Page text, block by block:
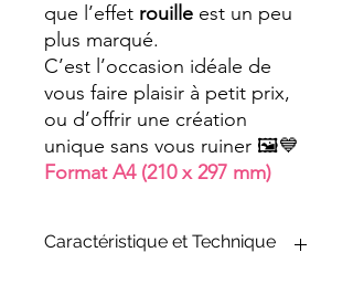
que l’effet rouille est un peu
plus marqué.
C’est l’occasion idéale de
vous faire plaisir à petit prix,
ou d’offrir une création
unique sans vous ruiner 🖼️💙
Format A4 (210 x 297 mm)
Caractéristique et Technique